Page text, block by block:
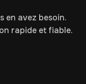
en avez besoin.
rapide et fiable.